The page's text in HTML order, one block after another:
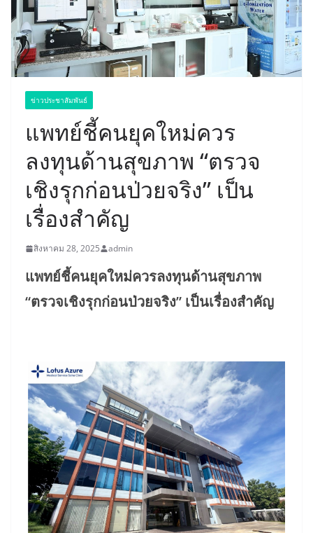
ข่าวประชาสัมพันธ์
แพทย์ชี้คนยุคใหม่ควร
ลงทุนด้านสุขภาพ “ตรวจ
เชิงรุกก่อนป่วยจริง” เป็น
เรื่องสำคัญ
สิงหาคม 28, 2025 admin
แพทย์ชี้คนยุคใหม่ควรลงทุนด้านสุขภาพ
“ตรวจเชิงรุกก่อนป่วยจริง” เป็นเรื่องสำคัญ